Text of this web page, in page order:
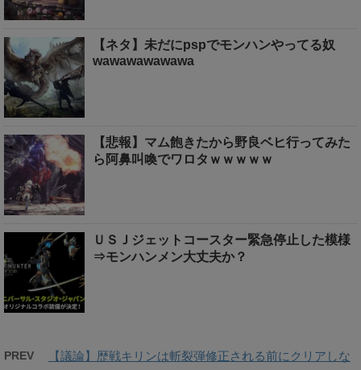
【ネタ】未だにpspでモンハンやってる奴
wawawawawawa
【悲報】マム飽きたから野良ベヒ行ってみた
ら阿鼻叫喚でワロタｗｗｗｗｗ
ＵＳＪジェットコースター緊急停止した模様
⇒モンハンメン大丈夫か？
PREV
【議論】歴戦キリンは斬裂弾修正される前にクリアしな